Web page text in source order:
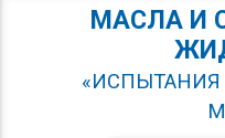
МАСЛА И